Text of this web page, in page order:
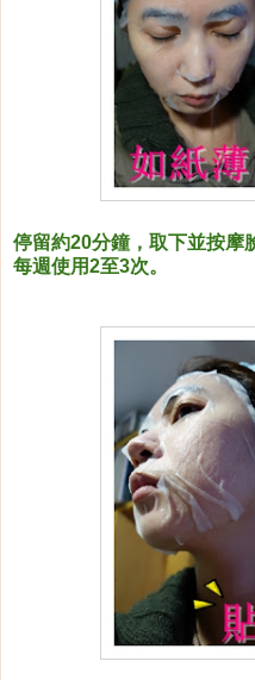
停留約20分鐘，取下並按摩
每週使用2至3次。